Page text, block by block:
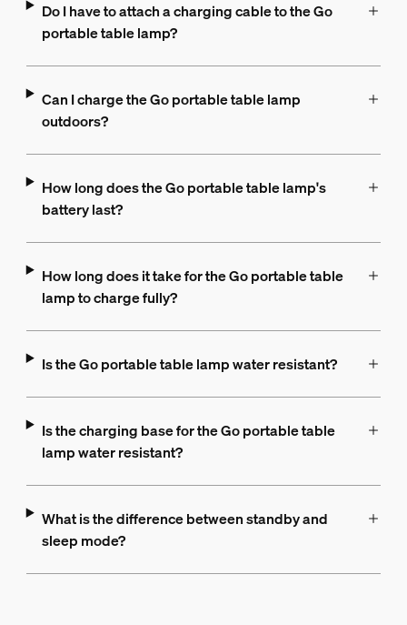
Do I have to attach a charging cable to the Go
portable table lamp?
Can I charge the Go portable table lamp
outdoors?
How long does the Go portable table lamp's
battery last?
How long does it take for the Go portable table
lamp to charge fully?
Is the Go portable table lamp water resistant?
Is the charging base for the Go portable table
lamp water resistant?
What is the difference between standby and
sleep mode?